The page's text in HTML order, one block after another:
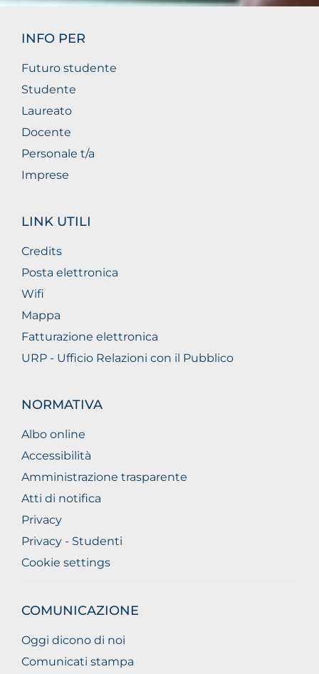
INFO PER
Futuro studente
Studente
Laureato
Docente
Personale t/a
Imprese
LINK UTILI
Credits
Posta elettronica
Wifi
Mappa
Fatturazione elettronica
URP - Ufficio Relazioni con il Pubblico
NORMATIVA
Albo online
Accessibilità
Amministrazione trasparente
Atti di notifica
Privacy
Privacy - Studenti
Cookie settings
COMUNICAZIONE
Oggi dicono di noi
Comunicati stampa